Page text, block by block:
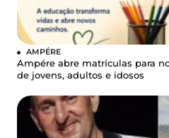
AMPÉRE
Ampére abre matrículas para
de jovens, adultos e idosos